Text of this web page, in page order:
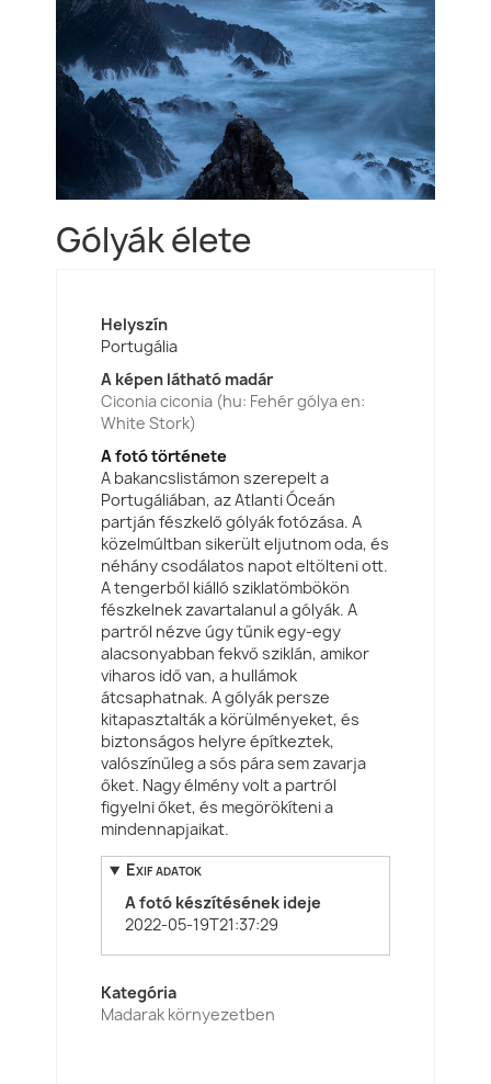
Gólyák élete
Helyszín
Portugália
A képen látható madár
Ciconia ciconia (hu: Fehér gólya en:
White Stork)
A fotó története
A bakancslistámon szerepelt a
Portugáliában, az Atlanti Óceán
partján fészkelő gólyák fotózása. A
közelmúltban sikerült eljutnom oda, és
néhány csodálatos napot eltölteni ott.
A tengerből kiálló sziklatömbökön
fészkelnek zavartalanul a gólyák. A
partról nézve úgy tűnik egy-egy
alacsonyabban fekvő sziklán, amikor
viharos idő van, a hullámok
átcsaphatnak. A gólyák persze
kitapasztalták a körülményeket, és
biztonságos helyre építkeztek,
valószínűleg a sós pára sem zavarja
őket. Nagy élmény volt a partról
figyelni őket, és megörökíteni a
mindennapjaikat.
Exif adatok
A fotó készítésének ideje
2022-05-19T21:37:29
Kategória
Madarak környezetben